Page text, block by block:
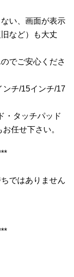
い、画面が表示
など）も大丈
でご安心くださ
ンチ/15インチ/17
・タッチパッド
任せ下さい。
ではありません